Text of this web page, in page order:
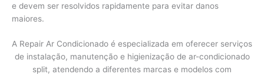
e devem ser resolvidos rapidamente para evitar danos
maiores.
A Repair Ar Condicionado é especializada em oferecer serviços
de instalação, manutenção e higienização de ar-condicionado
split, atendendo a diferentes marcas e modelos com